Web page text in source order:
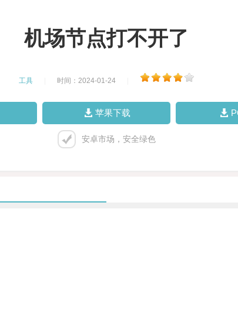
机场节点打不开了
工具 时间：2024-01-24
苹果下载
安卓市场，安全绿色